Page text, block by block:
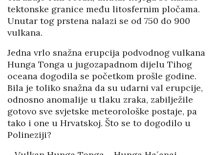
tektonske granice među litosfernim pločama.
Unutar tog prstena nalazi se od 750 do 900
vulkana.
Jedna vrlo snažna erupcija podvodnog vulkana
Hunga Tonga u jugozapadnom dijelu Tihog
oceana dogodila se početkom prošle godine.
Bila je toliko snažna da su udarni val erupcije,
odnosno anomalije u tlaku zraka, zabilježile
gotovo sve svjetske meteorološke postaje, pa
tako i one u Hrvatskoj. Što se to dogodilo u
Polineziji?